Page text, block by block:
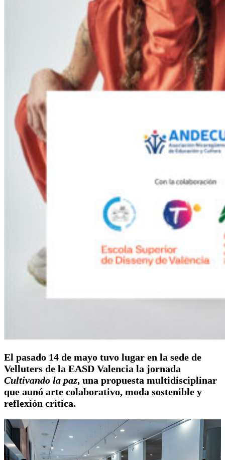
El pasado 14 de mayo tuvo lugar en la sede de
Velluters de la EASD Valencia la jornada
Cultivando la paz, una propuesta multidisciplinar
que aunó arte colaborativo, moda sostenible y
reflexión crítica.